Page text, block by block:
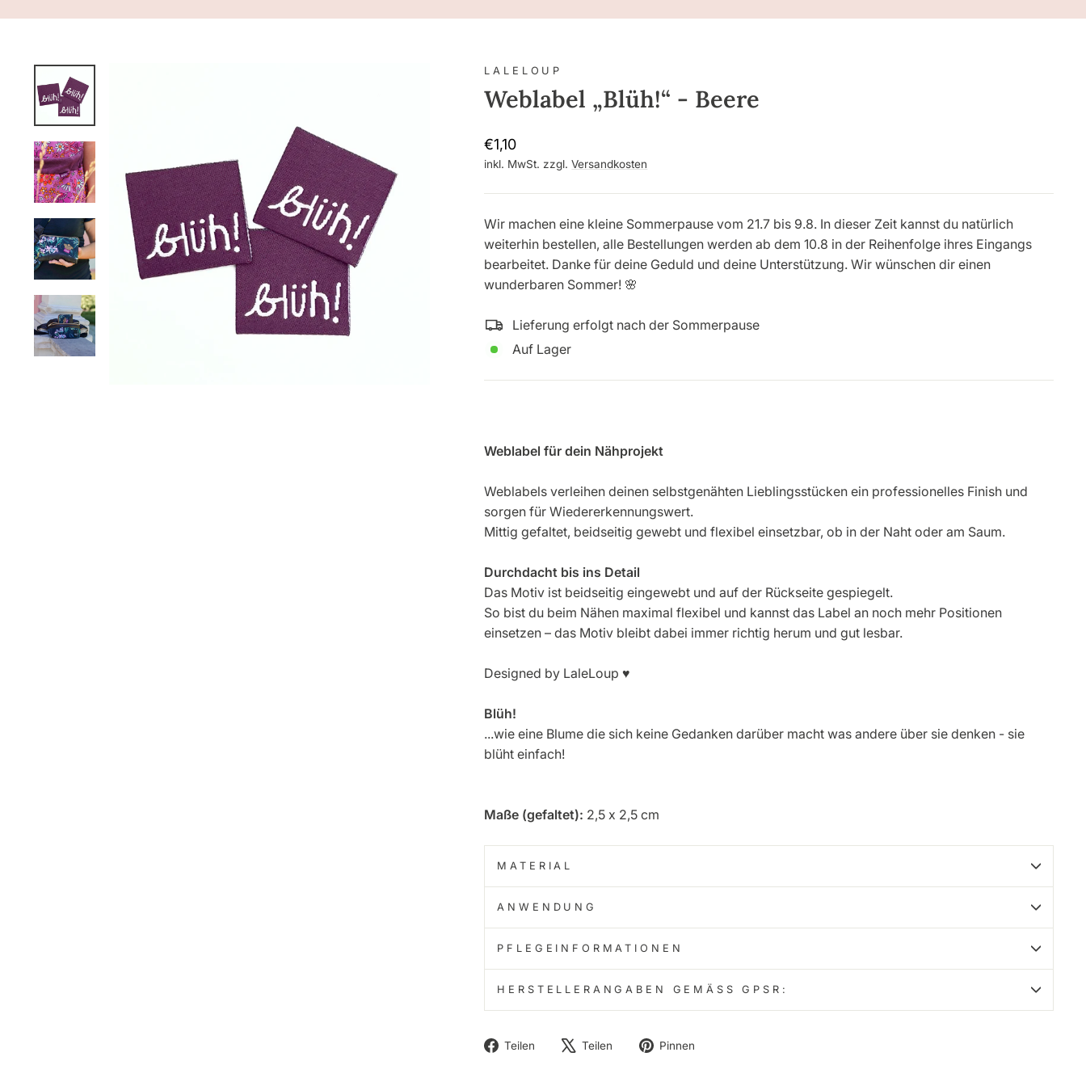
LALELOUP
Weblabel „Blüh!“ - Beere
Normaler
Preis
€1,10
inkl. MwSt. zzgl.Versandkosten
Wir machen eine kleine Sommerpause vom 21.7 bis 9.8. In dieser Zeit kannst du natürlich
weiterhin bestellen, alle Bestellungen werden ab dem 10.8 in der Reihenfolge ihres Eingangs
bearbeitet. Danke für deine Geduld und deine Unterstützung. Wir wünschen dir einen
wunderbaren Sommer! 🌸
Lieferung erfolgt nach der Sommerpause
Auf Lager
Weblabel für dein Nähprojekt
Weblabels verleihen deinen selbstgenähten Lieblingsstücken ein professionelles Finish und
sorgen für Wiedererkennungswert.
Mittig gefaltet, beidseitig gewebt und flexibel einsetzbar, ob in der Naht oder am Saum.
Durchdacht bis ins Detail
Das Motiv ist beidseitig eingewebt und auf der Rückseite gespiegelt.
So bist du beim Nähen maximal flexibel und kannst das Label an noch mehr Positionen
einsetzen – das Motiv bleibt dabei immer richtig herum und gut lesbar.
Designed by LaleLoup ♥
Blüh!
...wie eine Blume die sich keine Gedanken darüber macht was andere über sie denken - sie
blüht einfach!
Maße (gefaltet): 2,5 x 2,5 cm
MATERIAL
ANWENDUNG
PFLEGEINFORMATIONEN
HERSTELLERANGABEN GEMÄSS GPSR:
Teilen
Auf
Teilen
Auf
Pinnen